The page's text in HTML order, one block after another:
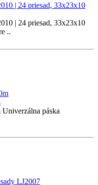
| 24 priesad, 33x23x10
| 24 priesad, 33x23x10
..
páska